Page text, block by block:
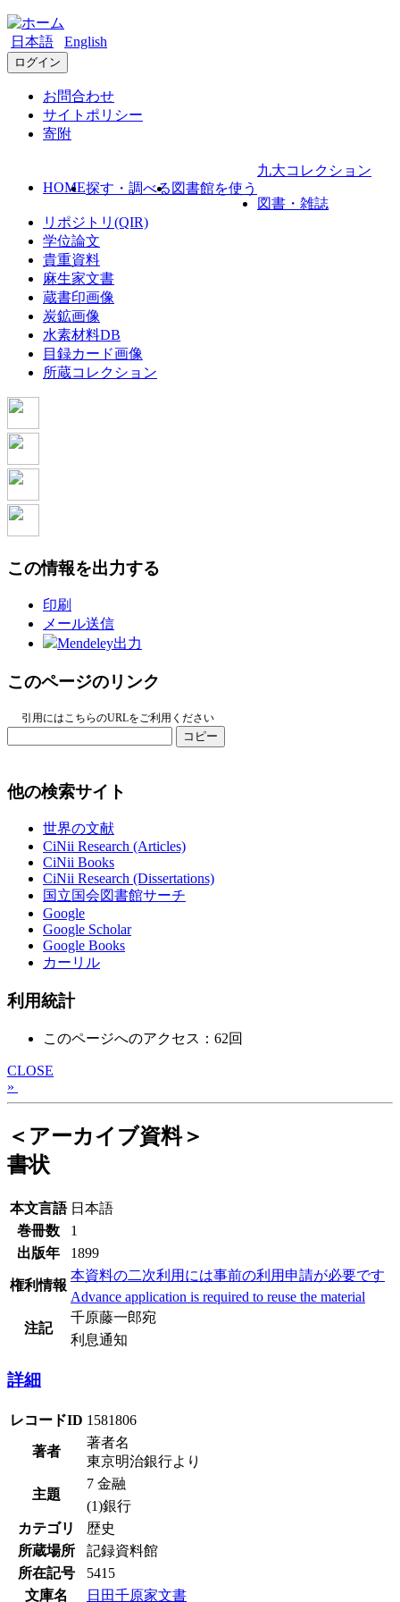
日本語 English
ログイン
お問合わせ
サイトポリシー
寄附
HOME探す・調べる 図書館を使う
九大コレクション
図書・雑誌
リポジトリ(QIR)
学位論文
貴重資料
麻生家文書
蔵書印画像
炭鉱画像
水素材料DB
目録カード画像
所蔵コレクション
この情報を出力する
印刷
メール送信
Mendeley出力
このページのリンク
引用にはこちらのURLをご利用ください
コピー
他の検索サイト
世界の文献
CiNii Research (Articles)
CiNii Books
CiNii Research (Dissertations)
国立国会図書館サーチ
Google
Google Scholar
Google Books
カーリル
利用統計
このページへのアクセス：62回
CLOSE
»
＜アーカイブ資料＞
書状
本文言語 日本語
巻冊数
1
出版年
1899
権利情報
本資料の二次利用には事前の利用申請が必要です
Advance application is required to reuse the material
注記
千原藤一郎宛
利息通知
詳細
レコードID 1581806
著者
著者名
東京明治銀行より
主題
7 金融
(1)銀行
カテゴリ
歴史
所蔵場所
記録資料館
所在記号
5415
文庫名
日田千原家文書